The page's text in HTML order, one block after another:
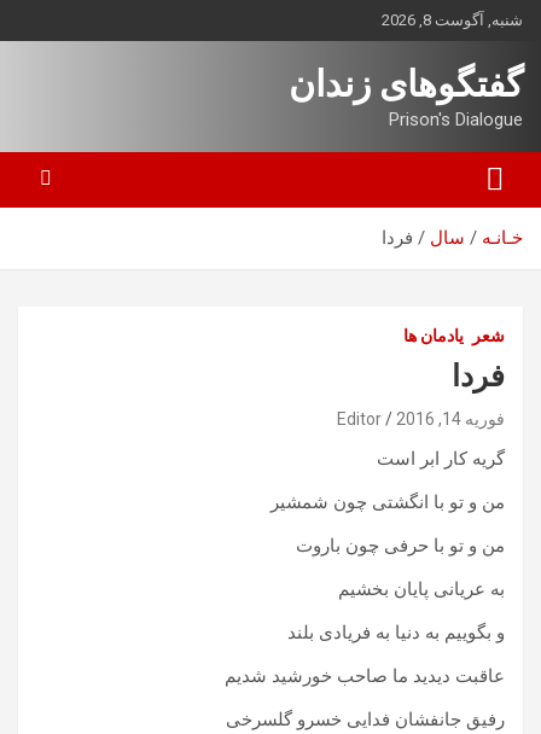
بروید
شنبه, آگوست 8, 2026
گفتگوهای زندان
Prison's Dialogue
خـانـه سال فردا
شعر یادمان ها
فردا
فوریه 14, 2016 Editor
گریه کار ابر است
من و تو با انگشتی چون شمشیر
من و تو با حرفی چون باروت
به عریانی پایان بخشیم
و بگوییم به دنیا به فریادی بلند
عاقبت دیدید ما صاحب خورشید شدیم
رفیق جانفشان فدایی خسرو گلسرخی